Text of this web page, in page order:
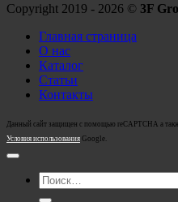
Copyright 2019 - 2026 © 3F
Главная страница
О нас
Каталог
Статьи
Контакты
Данный сайт защищен с помощью reCAPTCHA а
Условия использования Google.
Искать: